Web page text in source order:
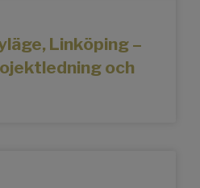
Linköping –
och